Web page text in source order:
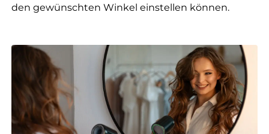
den gewünschten Winkel einstellen können.